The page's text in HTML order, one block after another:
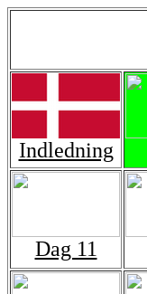
Indledning
Dag 11